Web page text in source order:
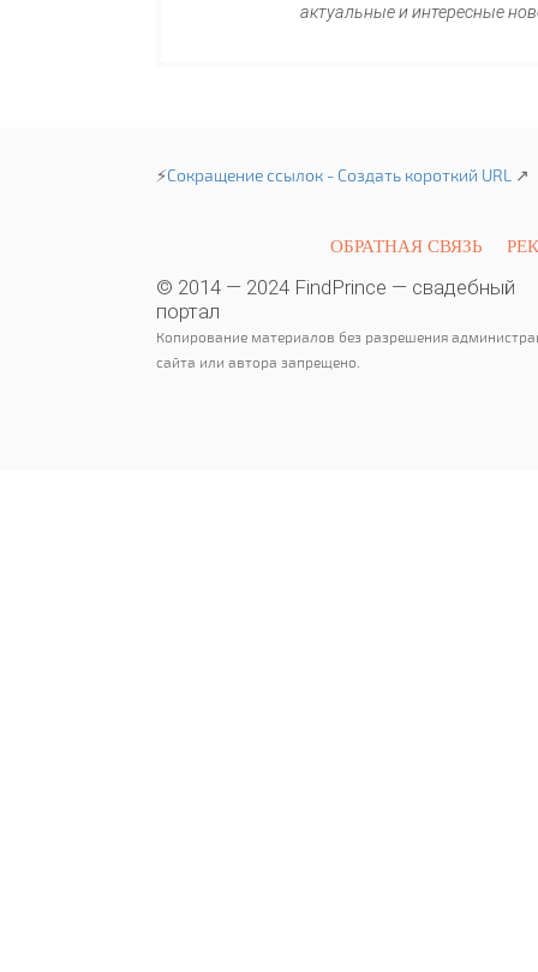
актуальные и интересные
⚡Сокращение ссылок - Создать короткий URL ↗
ОБРАТНАЯ СВЯЗЬ
© 2014 — 2024 FindPrince — свадебный
портал
Копирование материалов без разрешения
сайта или автора запрещено.